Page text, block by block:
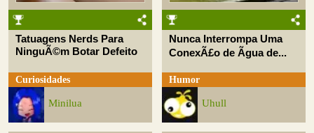
Tatuagens Nerds Para
NinguÃ©m Botar Defeito
Curiosidades
Minilua
Nunca Interrompa Uma
ConexÃ£o de Ãgua de...
Humor
Uhull